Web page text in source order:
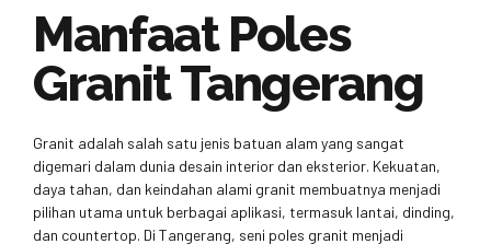
Manfaat Poles
Granit Tangerang
Granit adalah salah satu jenis batuan alam yang sangat
digemari dalam dunia desain interior dan eksterior. Kekuatan,
daya tahan, dan keindahan alami granit membuatnya menjadi
pilihan utama untuk berbagai aplikasi, termasuk lantai, dinding,
dan countertop. Di Tangerang, seni poles granit menjadi